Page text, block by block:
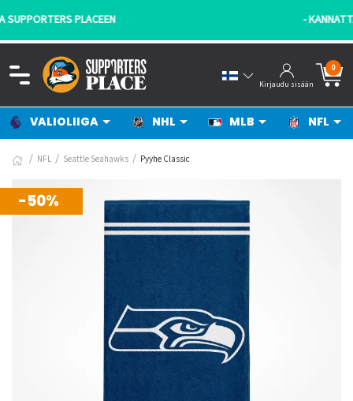
- KANNATTAJILTA KANNATTAJILLE!
Kirjaudu sisään
0
VALIOLIIGA NHL MLB NFL
NFL Seattle Seahawks Pyyhe Classic
-50%